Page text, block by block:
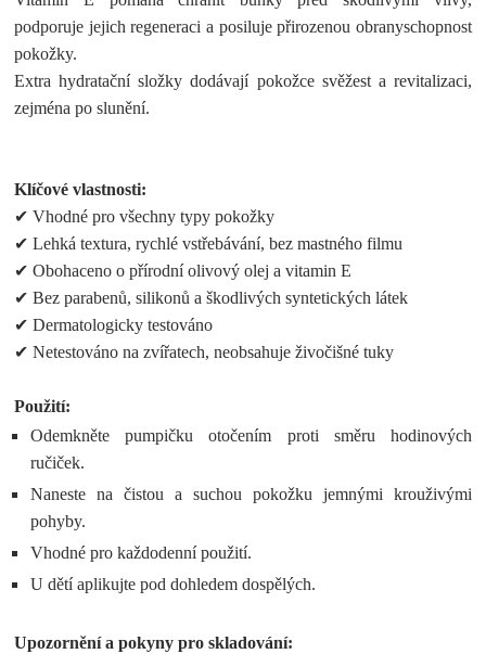
podporuje jejich regeneraci a posiluje přirozenou obranyschopnost
pokožky.
Extra hydratační složky dodávají pokožce svěžest a revitalizaci,
zejména po slunění.
Klíčové vlastnosti:
✔ Vhodné pro všechny typy pokožky
✔ Lehká textura, rychlé vstřebávání, bez mastného filmu
✔ Obohaceno o přírodní olivový olej a vitamin E
✔ Bez parabenů, silikonů a škodlivých syntetických látek
✔ Dermatologicky testováno
✔ Netestováno na zvířatech, neobsahuje živočišné tuky
Použití:
Odemkněte pumpičku otočením proti směru hodinových
ručiček.
Naneste na čistou a suchou pokožku jemnými krouživými
pohyby.
Vhodné pro každodenní použití.
U dětí aplikujte pod dohledem dospělých.
Upozornění a pokyny pro skladování: